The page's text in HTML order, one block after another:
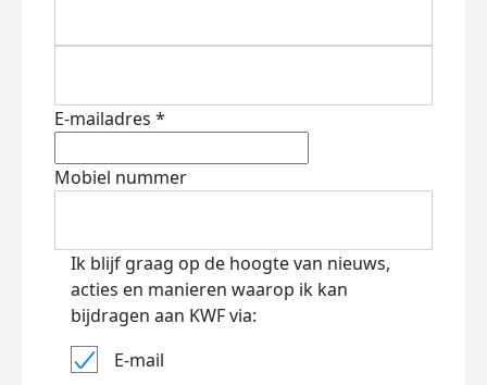
E-mailadres *
Mobiel nummer
Ik blijf graag op de hoogte van nieuws,
acties en manieren waarop ik kan
bijdragen aan KWF via:
E-mail